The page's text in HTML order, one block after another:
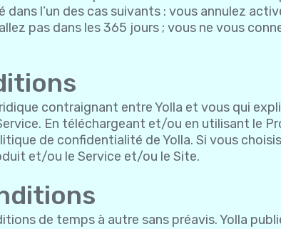
dans l’un des cas suivants : vous annulez
pas dans les 365 jours ; vous ne vous
contraignant entre Yolla et vous qui
En téléchargeant et/ou en utilisant le
de confidentialité de Yolla. Si vous
et/ou le Service et/ou le Site.
de temps à autre sans préavis. Yolla